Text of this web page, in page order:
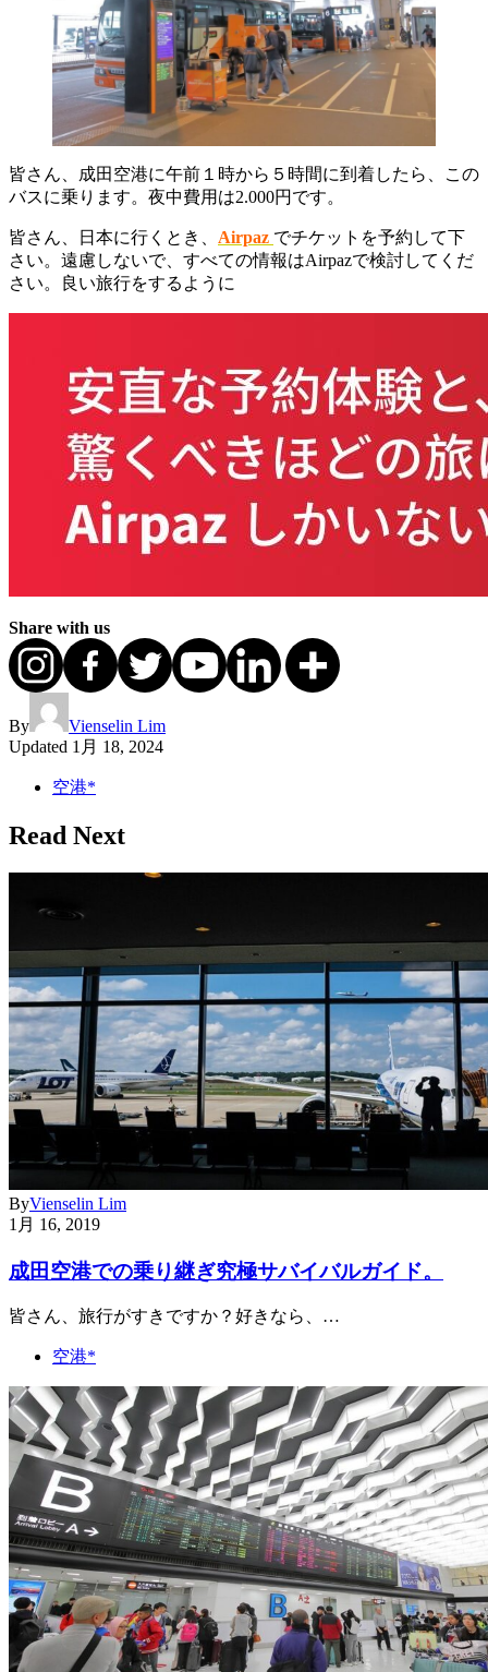
皆さん、成田空港に午前１時から５時間に到着したら、この
バスに乗ります。夜中費用は2.000円です。
皆さん、日本に行くとき、 Airpaz でチケットを予約して下
さい。遠慮しないで、すべての情報はAirpazで検討してくだ
さい。良い旅行をするように
Share with us
By
Vienselin Lim
Updated 1月 18, 2024
空港*
Read Next
ByVienselin Lim
1月 16, 2019
成田空港での乗り継ぎ究極サバイバルガイド。
皆さん、旅行がすきですか？好きなら、…
空港*